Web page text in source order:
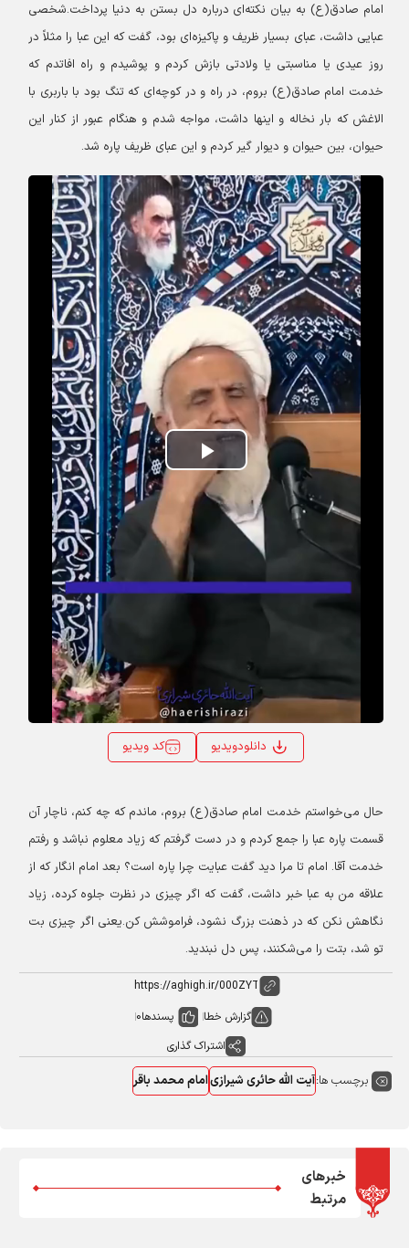
امام صادق(ع) به بیان نکته‌ای درباره دل بستن به دنیا پرداخت.شخصی
عبایی داشت، عبای بسیار ظریف و پاکیزه‌ای بود، گفت که این عبا را مثلاً در
روز عیدی یا مناسبتی یا ولادتی بازش ‌کردم و پوشیدم و راه افاتدم که
خدمت امام صادق(ع) بروم، در راه و در کوچه‌ای که تنگ بود با باربری با
الاغش که بار نخاله و اینها داشت، مواجه شدم و هنگام عبور از کنار این
حیوان، بین حیوان و دیوار گیر کردم و این عبای ظریف پاره شد.
Play
Video
کد ویدیو دانلودویدیو
حال می‌خواستم خدمت امام صادق(ع) بروم، ماندم که چه کنم، ناچار آن
قسمت پاره عبا را جمع کردم و در دست گرفتم که زیاد معلوم نباشد و رفتم
خدمت آقا. امام تا مرا دید گفت عبایت چرا پاره است؟ بعد امام انگار که از
علاقه من به عبا خبر داشت، گفت که اگر چیزی در نظرت جلوه کرده، زیاد
نگاهش نکن که در ذهنت بزرگ نشود، فراموشش کن.یعنی اگر چیزی بت
تو شد، بتت را می‌شکنند، پس دل نبندید.
گزارش خطا پسندها0
اشتراک گذاری
برچسب ها:آیت الله حائری شیرازیامام محمد باقر
خبرهای
مرتبط